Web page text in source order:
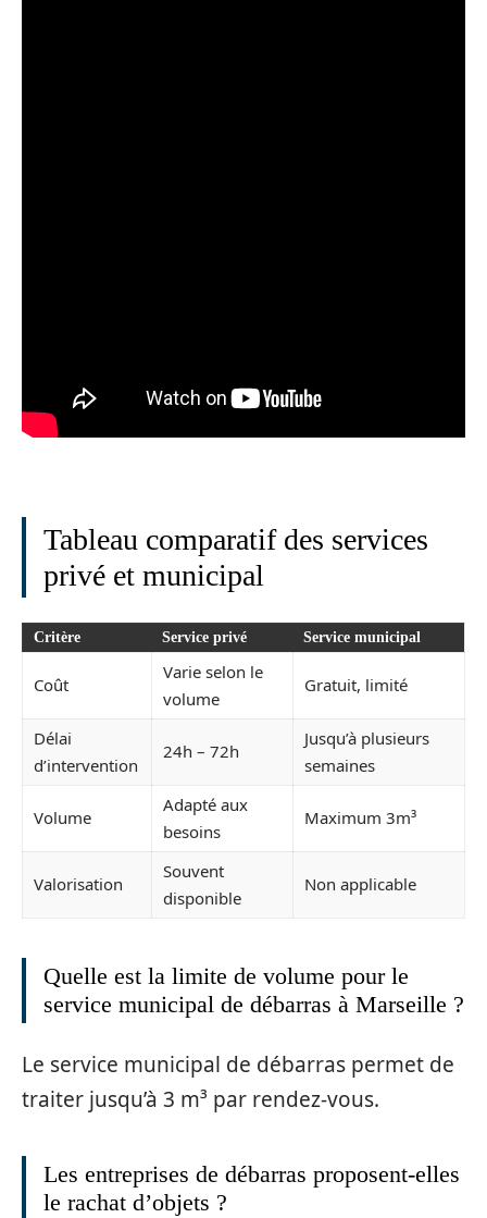
Tableau comparatif des services
privé et municipal
Critère Service privé Service municipal
Coût
Varie selon le
volume
Gratuit, limité
Délai
d’intervention
24h – 72h
Jusqu’à plusieurs
semaines
Volume
Adapté aux
besoins
Maximum 3m³
Valorisation
Souvent
disponible
Non applicable
Quelle est la limite de volume pour le
service municipal de débarras à Marseille ?
Le service municipal de débarras permet de
traiter jusqu’à 3 m³ par rendez-vous.
Les entreprises de débarras proposent-elles
le rachat d’objets ?